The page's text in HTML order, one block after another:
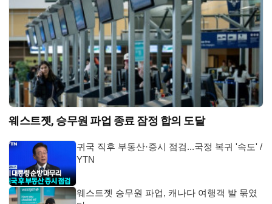
웨스트젯, 승무원 파업 종료 잠정 합의 도달
귀국 직후 부동산·증시 점검...국정 복귀 '속도' /
YTN
웨스트젯 승무원 파업, 캐나다 여행객 발 묶였